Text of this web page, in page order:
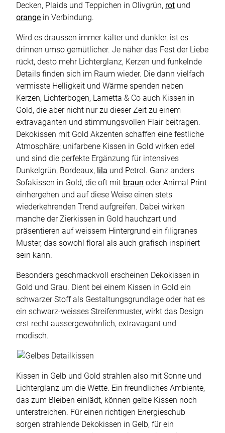
Decken, Plaids und Teppichen in Olivgrün, rot und
orange in Verbindung.
Wird es draussen immer kälter und dunkler, ist es
drinnen umso gemütlicher. Je näher das Fest der Liebe
rückt, desto mehr Lichterglanz, Kerzen und funkelnde
Details finden sich im Raum wieder. Die dann vielfach
vermisste Helligkeit und Wärme spenden neben
Kerzen, Lichterbogen, Lametta & Co auch Kissen in
Gold, die aber nicht nur zu dieser Zeit zu einem
extravaganten und stimmungsvollen Flair beitragen.
Dekokissen mit Gold Akzenten schaffen eine festliche
Atmosphäre; unifarbene Kissen in Gold wirken edel
und sind die perfekte Ergänzung für intensives
Dunkelgrün, Bordeaux, lila und Petrol. Ganz anders
Sofakissen in Gold, die oft mit braun oder Animal Print
einhergehen und auf diese Weise einen stets
wiederkehrenden Trend aufgreifen. Dabei wirken
manche der Zierkissen in Gold hauchzart und
präsentieren auf weissem Hintergrund ein filigranes
Muster, das sowohl floral als auch grafisch inspiriert
sein kann.
Besonders geschmackvoll erscheinen Dekokissen in
Gold und Grau. Dient bei einem Kissen in Gold ein
schwarzer Stoff als Gestaltungsgrundlage oder hat es
ein schwarz-weisses Streifenmuster, wirkt das Design
erst recht aussergewöhnlich, extravagant und
modisch.
Kissen in Gelb und Gold strahlen also mit Sonne und
Lichterglanz um die Wette. Ein freundliches Ambiente,
das zum Bleiben einlädt, können gelbe Kissen noch
unterstreichen. Für einen richtigen Energieschub
sorgen strahlende Dekokissen in Gelb, für ein